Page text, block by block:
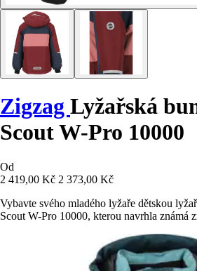
Zigzag Lyžařská
Scout W-Pro 10000
Od
2 419,00 Kč 2 373,00 Kč
Vybavte svého mladého lyžaře dětskou
Scout W-Pro 10000, kterou navrhla známá